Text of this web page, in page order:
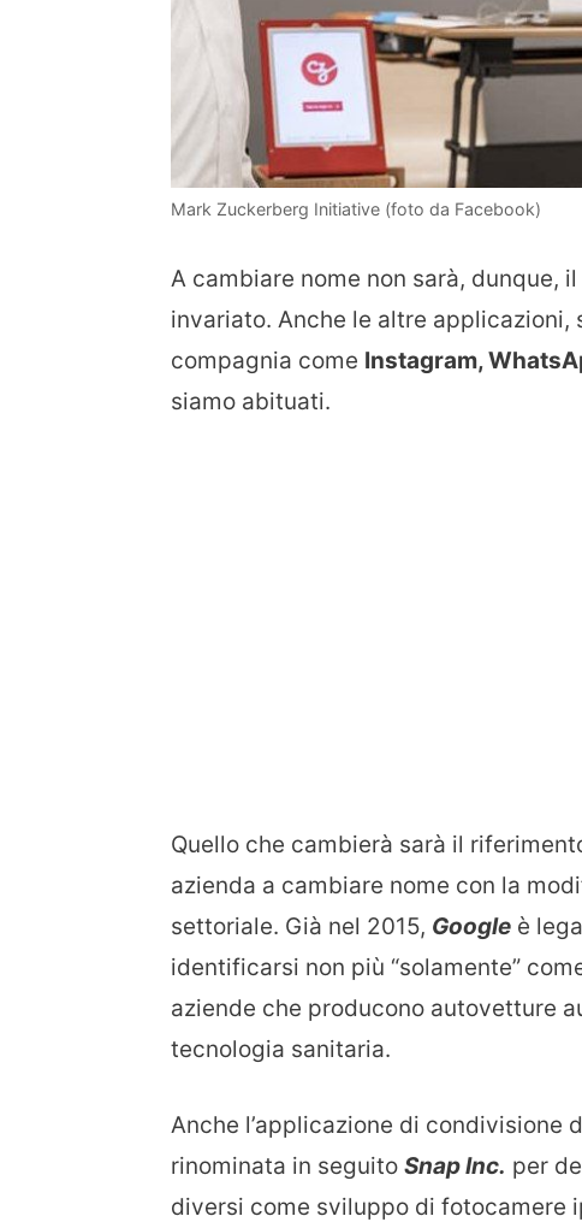
Mark Zuckerberg Initiative (foto da Facebook)
A cambiare nome non sarà, dunque,
invariato. Anche le altre
compagnia come Instagram,
siamo abituati.
Quello che cambierà sarà il
azienda a cambiare nome con la
settoriale. Già nel 2015, Google è
identificarsi non più “solamente”
aziende che producono autovetture
tecnologia sanitaria.
Anche l’applicazione di condivisione
rinominata in seguito Snap Inc. per
diversi come sviluppo di fotocamere